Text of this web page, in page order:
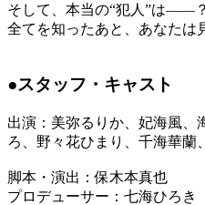
そして、本当の“犯人”は――？
全てを知ったあと、あなたは
●スタッフ・キャスト
出演：美弥るりか、妃海風、
ろ、野々花ひまり、千海華蘭
脚本・演出：保木本真也
プロデューサー：七海ひろき